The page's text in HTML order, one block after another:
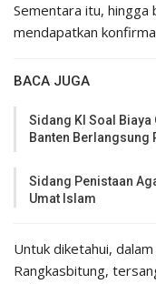
Sementara itu, hingga
mendapatkan
BACA JUGA
Sidang KI Soal
Banten Berlangsung
Sidang Penistaan
Umat Islam
Untuk diketahui,
Rangkasbitung,